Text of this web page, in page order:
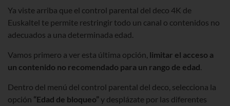
Ya viste arriba que el control parental del deco 4K de
Euskaltel te permite restringir todo un canal o contenidos no
adecuados a una determinada edad.
Vamos primero a ver esta última opción, limitar el acceso a
un contenido no recomendado para un rango de edad.
Dentro del menú del control parental del deco, selecciona la
opción “Edad de bloqueo”y desplázate por las diferentes